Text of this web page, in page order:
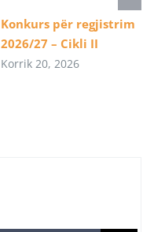
Konkurs për regjistrim
2026/27 – Cikli II
Korrik 20, 2026